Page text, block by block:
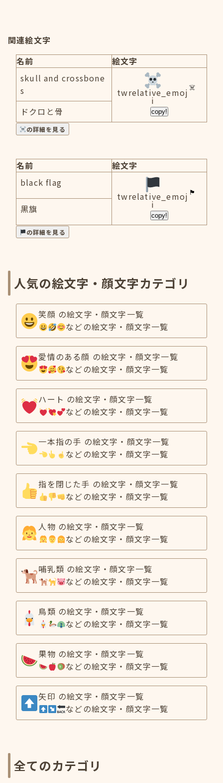
関連絵文字
名前
絵文字
skull and crossbone
s
twrelative_emoj
i
copy!
ドクロと骨
の詳細を見る
名前
絵文字
black flag
twrelative_emoj
i
copy!
黒旗
の詳細を見る
人気の絵文字・顔文字カテゴリ
笑顔 の絵文字・顔文字一覧
などの絵文字・顔文字一覧
愛情のある顔 の絵文字・顔文字一覧
などの絵文字・顔文字一覧
ハート の絵文字・顔文字一覧
などの絵文字・顔文字一覧
一本指の手 の絵文字・顔文字一覧
などの絵文字・顔文字一覧
指を閉じた手 の絵文字・顔文字一覧
などの絵文字・顔文字一覧
人物 の絵文字・顔文字一覧
などの絵文字・顔文字一覧
哺乳類 の絵文字・顔文字一覧
などの絵文字・顔文字一覧
鳥類 の絵文字・顔文字一覧
などの絵文字・顔文字一覧
果物 の絵文字・顔文字一覧
などの絵文字・顔文字一覧
矢印 の絵文字・顔文字一覧
などの絵文字・顔文字一覧
全てのカテゴリ